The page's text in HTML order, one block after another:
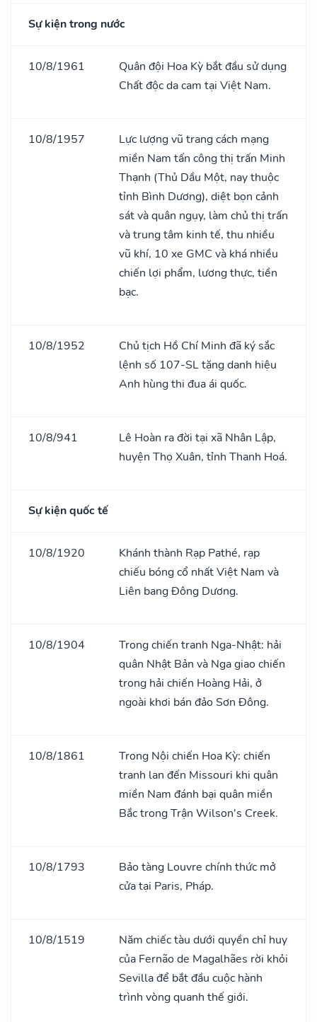
Sự kiện trong nước
10/8/1961
Quân đội Hoa Kỳ bắt đầu sử dụng
Chất độc da cam tại Việt Nam.
10/8/1957
Lực lượng vũ trang cách mạng
miền Nam tấn công thị trấn Minh
Thạnh (Thủ Dầu Một, nay thuộc
tỉnh Bình Dương), diệt bọn cảnh
sát và quân ngụy, làm chủ thị trấn
và trung tâm kinh tế, thu nhiều
vũ khí, 10 xe GMC và khá nhiều
chiến lợi phẩm, lương thực, tiền
bạc.
10/8/1952
Chủ tịch Hồ Chí Minh đã ký sắc
lệnh số 107-SL tặng danh hiệu
Anh hùng thi đua ái quốc.
10/8/941
Lê Hoàn ra đời tại xã Nhân Lập,
huyện Thọ Xuân, tỉnh Thanh Hoá.
Sự kiện quốc tế
10/8/1920
Khánh thành Rạp Pathé, rạp
chiếu bóng cổ nhất Việt Nam và
Liên bang Đông Dương.
10/8/1904
Trong chiến tranh Nga-Nhật: hải
quân Nhật Bản và Nga giao chiến
trong hải chiến Hoàng Hải, ở
ngoài khơi bán đảo Sơn Đông.
10/8/1861
Trong Nội chiến Hoa Kỳ: chiến
tranh lan đến Missouri khi quân
miền Nam đánh bại quân miền
Bắc trong Trận Wilson's Creek.
10/8/1793
Bảo tàng Louvre chính thức mở
cửa tại Paris, Pháp.
10/8/1519
Năm chiếc tàu dưới quyền chỉ huy
của Fernão de Magalhães rời khỏi
Sevilla để bắt đầu cuộc hành
trình vòng quanh thế giới.